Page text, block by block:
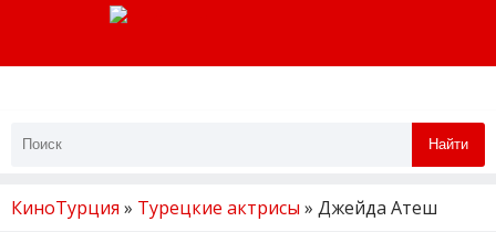
Найти
КиноТурция » Турецкие актрисы » Джейда Атеш